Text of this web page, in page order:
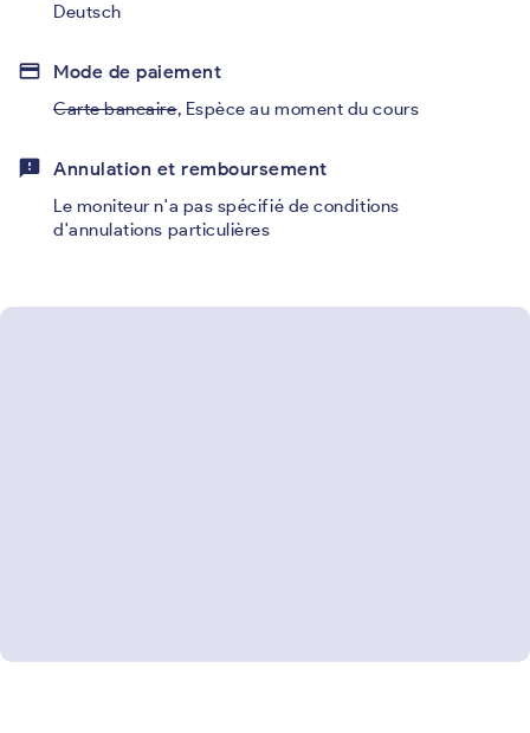
Deutsch
credit_card Mode de paiement
Carte bancaire, Espèce au moment du cours
feedback Annulation et remboursement
Le moniteur n'a pas spécifié de conditions
d'annulations particulières